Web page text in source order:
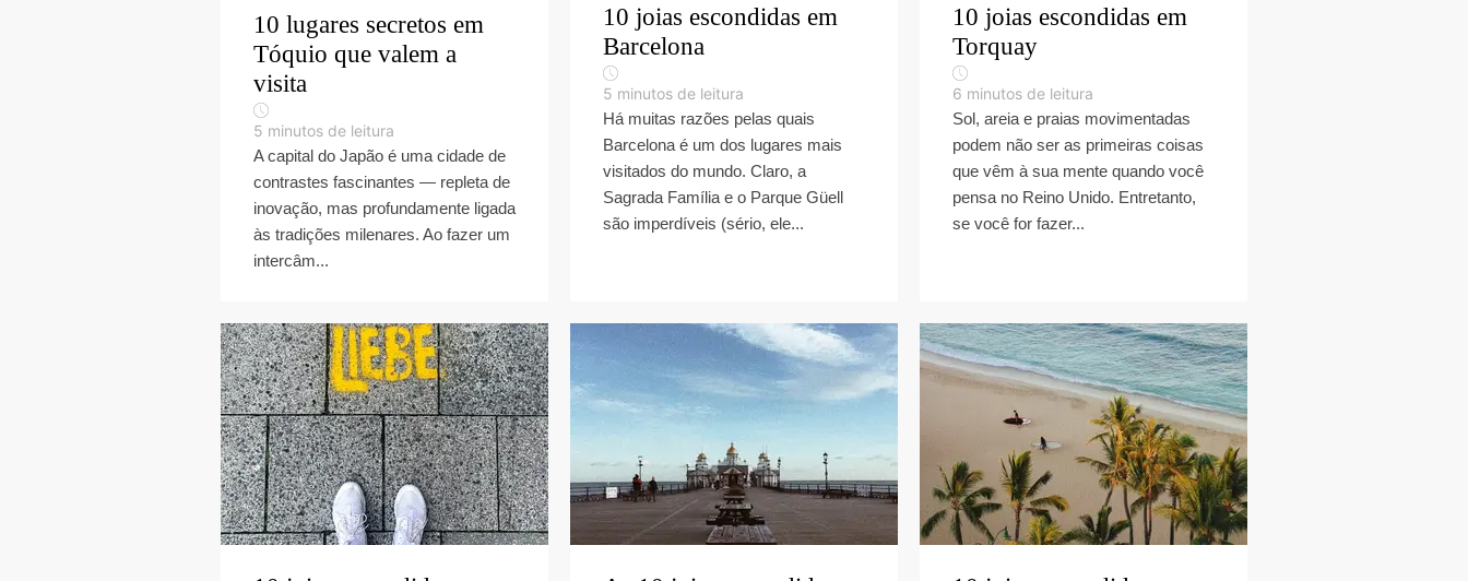
10 lugares secretos em
Tóquio que valem a
visita
5 minutos de leitura
A capital do Japão é uma cidade de
contrastes fascinantes — repleta de
inovação, mas profundamente ligada
às tradições milenares. Ao fazer um
intercâm...
10 joias escondidas em
Barcelona
5 minutos de leitura
Há muitas razões pelas quais
Barcelona é um dos lugares mais
visitados do mundo. Claro, a
Sagrada Família e o Parque Güell
são imperdíveis (sério, ele...
10 joias escondidas em
Torquay
6 minutos de leitura
Sol, areia e praias movimentadas
podem não ser as primeiras coisas
que vêm à sua mente quando você
pensa no Reino Unido. Entretanto,
se você for fazer...